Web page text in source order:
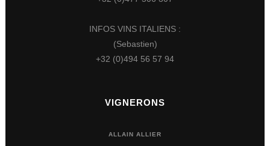
INFOS VINS ITALIENS :
(Sebastien)
+32 (0)494 56 57 94
VIGNERONS
ALLAIN ALLIER